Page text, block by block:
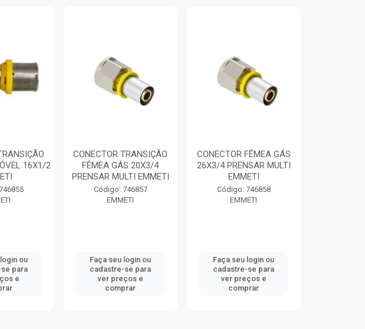
16X1/2
ou
para
e
CONECTOR TRANSIÇÃO
FÊMEA GÁS 20X3/4
PRENSAR MULTI EMMETI
Código: 746857
EMMETI
Faça seu login ou
cadastre-se para
ver preços e
comprar
CONECTOR FÊMEA GÁS
26X3/4 PRENSAR MULTI
EMMETI
Código: 746858
EMMETI
Faça seu login ou
cadastre-se para
ver preços e
comprar